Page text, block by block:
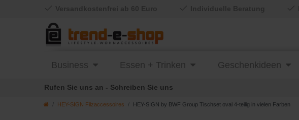
HEY-SIGN Filzaccessoires HEY-SIGN by BWF Group Tischset oval 4-teilig in vielen Farben
Business Essen + Trinken Geschenkideen
Rufen Sie uns an - Schreiben Sie uns